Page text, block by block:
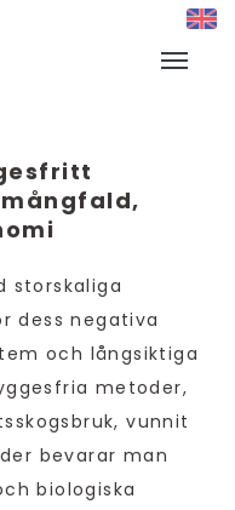
storskaliga
dess negativa
och långsiktiga
metoder,
vunnit
bevarar man
biologiska